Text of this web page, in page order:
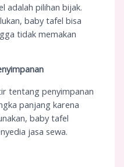
adalah pilihan bijak.
baby tafel bisa
tidak memakan
tentang penyimpanan
panjang karena
baby tafel
jasa sewa.